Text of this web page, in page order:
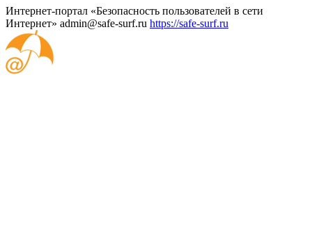
Интернет-портал «Безопасность пользователей в сети
Интернет» admin@safe-surf.ru https://safe-surf.ru